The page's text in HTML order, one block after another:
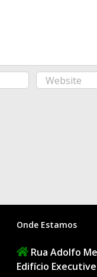
Onde Estamos
Rua Adolfo
Edifício